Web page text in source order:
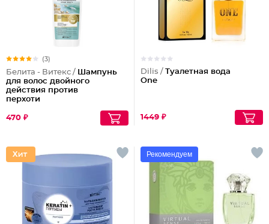
(3)
Белита - Витекс / Шампунь
для волос двойного
действия против
перхоти
470 ₽
Dilis / Туалетная вода
One
1449 ₽
Рекомендуем